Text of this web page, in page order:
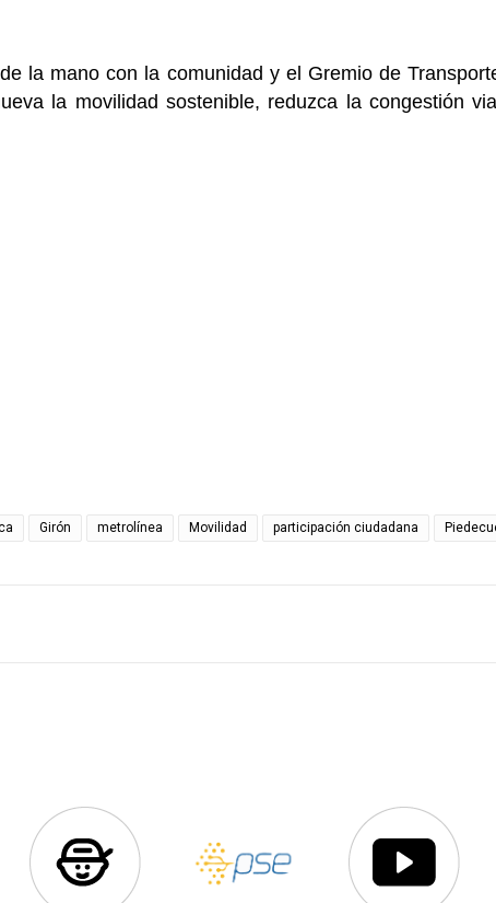
la mano con la comunidad y el Gremio de
la movilidad sostenible, reduzca la congestión
Girón metrolínea Movilidad participación ciudadana